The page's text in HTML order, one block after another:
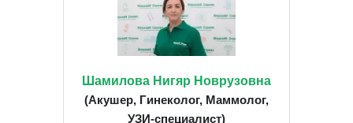
Шамилова Нигяр Новрузовна
(Акушер, Гинеколог, Маммолог,
УЗИ-специалист)